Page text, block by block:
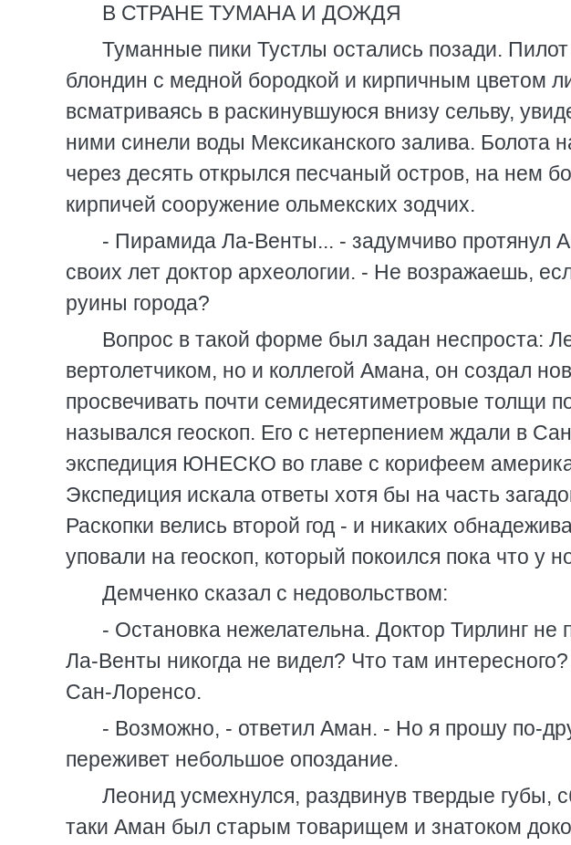
В СТРАНЕ ТУМАНА И ДОЖДЯ
Туманные пики Тустлы остались позади.
блондин с медной бородкой и кирпичным цветом
всматриваясь в раскинувшуюся внизу сельву,
ними синели воды Мексиканского залива. Болота
через десять открылся песчаный остров, на нем
кирпичей сооружение ольмекских зодчих.
- Пирамида Ла-Венты... - задумчиво протянул
своих лет доктор археологии. - Не возражаешь,
руины города?
Вопрос в такой форме был задан неспроста:
вертолетчиком, но и коллегой Амана, он создал
просвечивать почти семидесятиметровые толщи
назывался геоскоп. Его с нетерпением ждали в
экспедиция ЮНЕСКО во главе с корифеем
Экспедиция искала ответы хотя бы на часть
Раскопки велись второй год - и никаких
уповали на геоскоп, который покоился пока что у
Демченко сказал с недовольством:
- Остановка нежелательна. Доктор Тирлинг не
Ла-Венты никогда не видел? Что там
Сан-Лоренсо.
- Возможно, - ответил Аман. - Но я прошу по-
переживет небольшое опоздание.
Леонид усмехнулся, раздвинув твердые губы,
таки Аман был старым товарищем и знатоком